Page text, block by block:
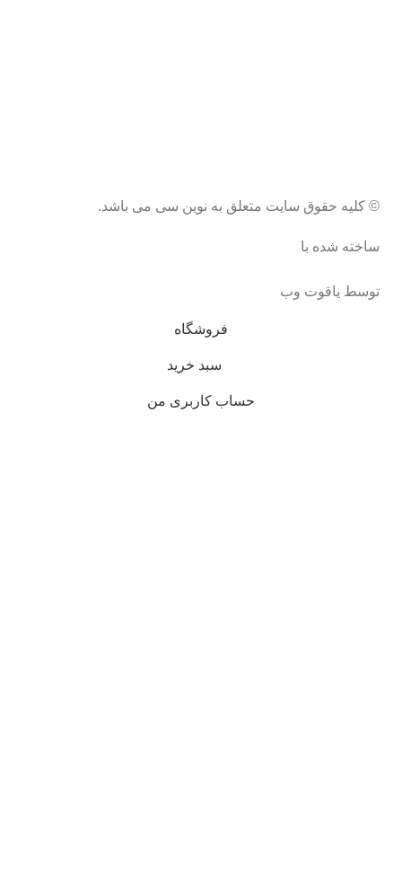
© کلیه حقوق سایت متعلق به نوین سی می باشد.
ساخته شده با
توسط یاقوت وب
فروشگاه
سبد خرید
حساب کاربری من